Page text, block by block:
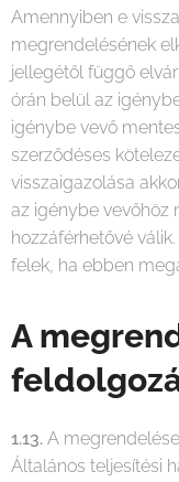
Amennyiben e
megrendelésének
jellegétől függő
órán belül az
igénybe vevő
szerződéses
visszaigazolása
az igénybe vevőhöz
hozzáférhetővé
felek, ha ebben
A
1.13. A
Általános teljesítési